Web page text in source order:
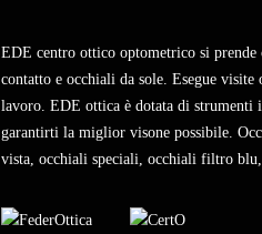
EDE centro ottico optometrico si
contatto e occhiali da sole. Esegue
lavoro. EDE ottica è dotata di
garantirti la miglior visone possibile.
vista, occhiali speciali, occhiali filtro